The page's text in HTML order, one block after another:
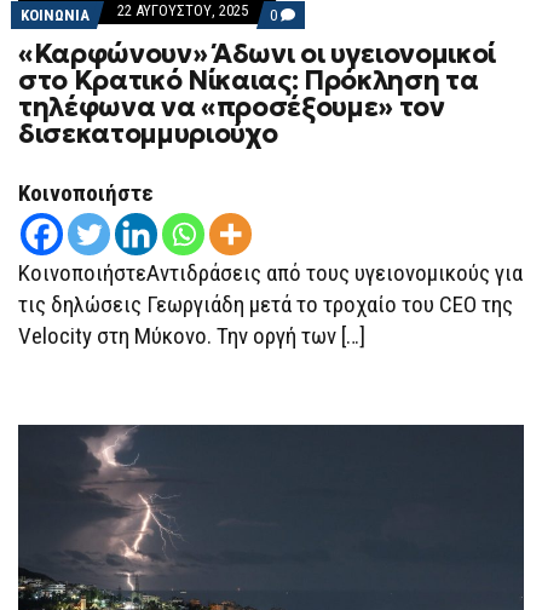
ΚΟΙΝΩΝΙΑ 22 ΑΥΓΟΎΣΤΟΥ, 2025 0 COMMENTS
ON
«ΚΑΡΦΏΝΟΥΝ»
ΆΔΩΝΙ
ΟΙ
ΥΓΕΙΟΝΟΜΙΚΟΊ
ΤΟΝ
ΔΙΣΕΚΑΤΟΜΜΥΡΙΟΎΧΟ
«Καρφώνουν» Άδωνι οι υγειονομικοί
στο Κρατικό Νίκαιας: Πρόκληση τα
τηλέφωνα να «προσέξουμε» τον
δισεκατομμυριούχο
Κοινοποιήστε
ΚοινοποιήστεΑντιδράσεις από τους υγειονομικούς για
τις δηλώσεις Γεωργιάδη μετά το τροχαίο του CEO της
Velocity στη Μύκονο. Την οργή των […]